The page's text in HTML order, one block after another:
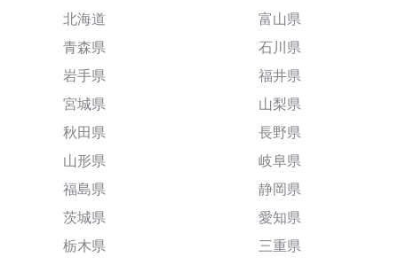
北海道
青森県
岩手県
宮城県
秋田県
山形県
福島県
茨城県
栃木県
富山県
石川県
福井県
山梨県
長野県
岐阜県
静岡県
愛知県
三重県